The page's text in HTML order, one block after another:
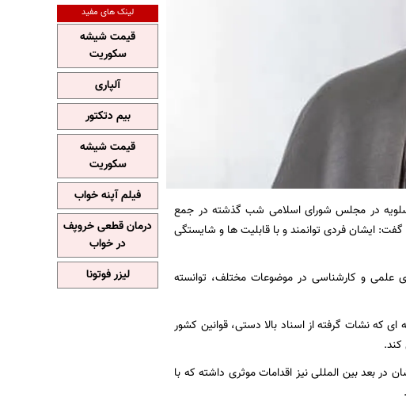
در مجلس شورای اسلامی شب گذشته در جمع
ایشان فردی توانمند و با قابلیت ها و شایستگی
علمی و کارشناسی در موضوعات مختلف، توانسته
که نشات گرفته از اسناد بالا دستی، قوانین کشور
بعد بین المللی نیز اقدامات موثری داشته که با
لینک های مفید
قیمت شیشه
سکوریت
آلپاری
بیم دتکتور
قیمت شیشه
سکوریت
فیلم آپنه خواب
درمان قطعی خروپف
در خواب
لیزر فوتونا